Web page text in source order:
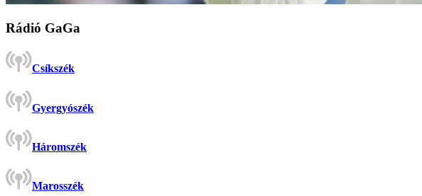
Rádió GaGa
Csíkszék
Gyergyószék
Háromszék
Marosszék